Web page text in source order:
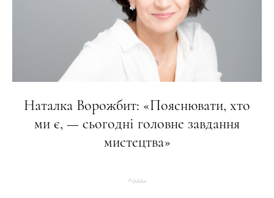
Наталка Ворожбит: «Пояснювати, хто
ми є, — сьогодні головне завдання
мистецтва»